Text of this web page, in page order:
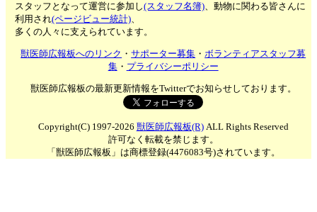
スタッフとなって運営に参加し(スタッフ名簿)、動物に関わる皆さんに
利用され(ページビュー統計)、
多くの人々に支えられています。
獣医師広報板へのリンク ・サポーター募集 ・ボランティアスタッフ募
集・ プライバシーポリシー
獣医師広報板の最新更新情報をTwitterでお知らせしております。
Copyright(C) 1997-2026 獣医師広報板(R)ALL Rights Reserved
許可なく転載を禁じます。
「獣医師広報板」は商標登録(4476083号)されています。